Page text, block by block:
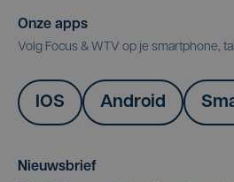
Onze apps
Volg Focus & WTV op je smartphone,
IOS Android
Nieuwsbrief